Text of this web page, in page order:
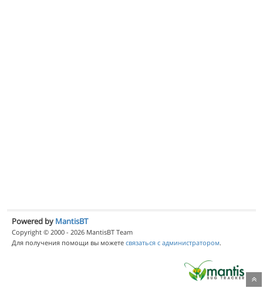
Powered by MantisBT
Copyright © 2000 - 2026 MantisBT Team
Для получения помощи вы можете связаться с администратором.